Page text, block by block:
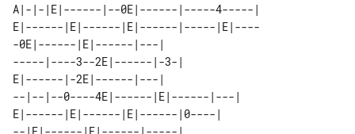
A|-|-|E|------|--0E|------|-----4-----|
E|------|E|------|E|------|-----|E|----
-0E|------|E|------|---|
-----|----3--2E|------|-3-|
E|------|-2E|------|---|
--|--|--0----4E|------|E|------|---|
E|------|E|------|E|------|0----|